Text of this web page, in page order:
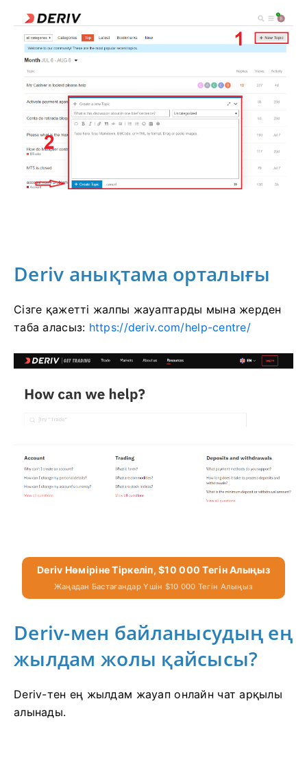
Deriv анықтама орталығы
Сізге қажетті жалпы жауаптарды мына жерден
таба аласыз: https://deriv.com/help-centre/
Deriv Нөміріне Тіркеліп, $10 000 Тегін Алыңыз
Жаңадан Бастағандар Үшін $10 000 Тегін Алыңыз
Deriv-мен байланысудың ең
жылдам жолы қайсысы?
Deriv-тен ең жылдам жауап онлайн чат арқылы
алынады.